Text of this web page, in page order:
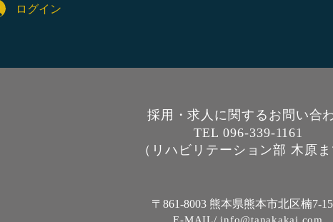
ログイン
採用・求人に関するお問い合
TEL 096-339-1161
（リハビリテーション部 木原ま
〒861-8003 熊本県熊本市北区楠7-
E-MAIL/ info@tanakakai.com